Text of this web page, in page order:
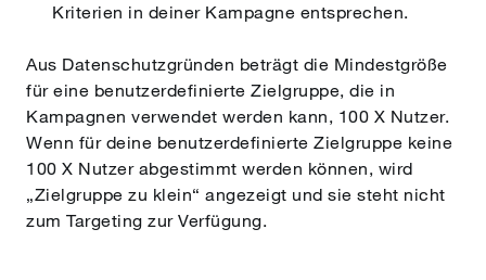
Kriterien in deiner Kampagne entsprechen.
Aus Datenschutzgründen beträgt die Mindestgröße
für eine benutzerdefinierte Zielgruppe, die in
Kampagnen verwendet werden kann, 100 X Nutzer.
Wenn für deine benutzerdefinierte Zielgruppe keine
100 X Nutzer abgestimmt werden können, wird
„Zielgruppe zu klein“ angezeigt und sie steht nicht
zum Targeting zur Verfügung.